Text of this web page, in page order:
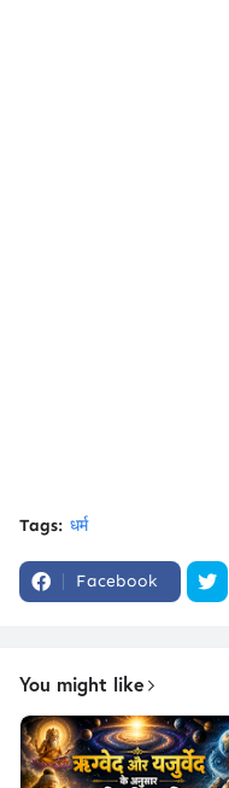
Tags: धर्म
Facebook
You might like